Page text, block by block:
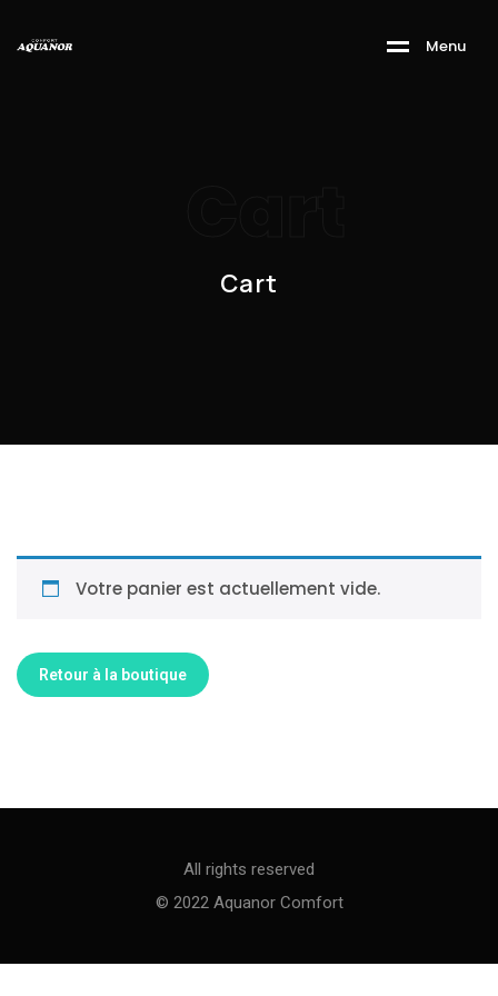
Menu
Cart
Votre panier est actuellement vide.
Retour à la boutique
All rights reserved
© 2022 Aquanor Comfort